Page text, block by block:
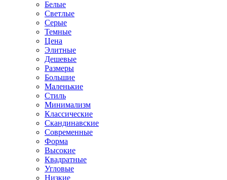
Белые
Светлые
Серые
Темные
Цена
Элитные
Дешевые
Размеры
Большие
Маленькие
Стиль
Минимализм
Классические
Скандинавские
Современные
Форма
Высокие
Квадратные
Угловые
Низкие